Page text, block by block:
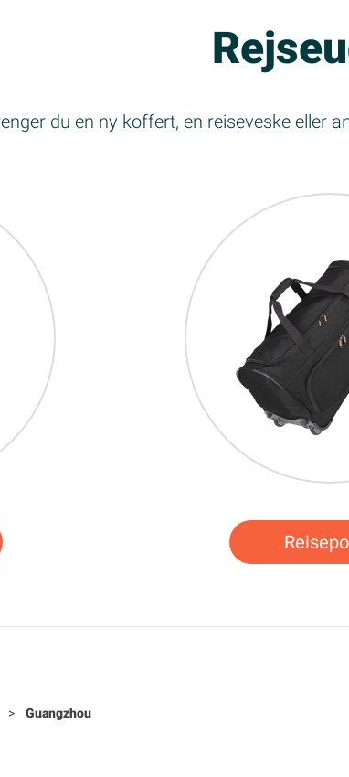
du en ny koffert, en reiseveske eller
> Guangzhou